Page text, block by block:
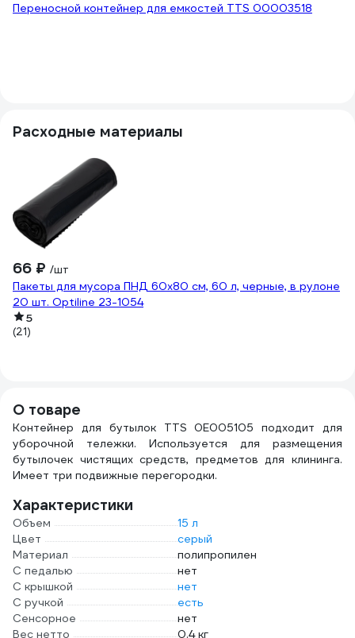
Переносной контейнер для емкостей TTS 00003518
Расходные материалы
66 ₽ /шт
Пакеты для мусора ПНД 60x80 см, 60 л, черные, в рулоне
20 шт. Optiline 23-1054
5
(21)
О товаре
Контейнер для бутылок TTS 0E005105 подходит для
уборочной тележки. Используется для размещения
бутылочек чистящих средств, предметов для клининга.
Имеет три подвижные перегородки.
Характеристики
Объем
15 л
Цвет
серый
Материал
полипропилен
С педалью
нет
С крышкой
нет
С ручкой
есть
Сенсорное
нет
Вес нетто
0.4 кг